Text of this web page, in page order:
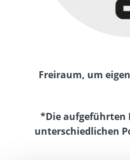
Freiraum, um
*Die aufgeführten
unterschiedlichen